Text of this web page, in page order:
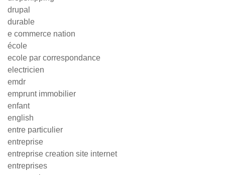
drupal
durable
e commerce nation
école
ecole par correspondance
electricien
emdr
emprunt immobilier
enfant
english
entre particulier
entreprise
entreprise creation site internet
entreprises